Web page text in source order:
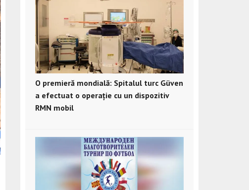
O premieră mondială: Spitalul turc Güven
a efectuat o operație cu un dispozitiv
RMN mobil